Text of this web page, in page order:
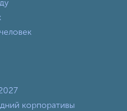
корпоративы